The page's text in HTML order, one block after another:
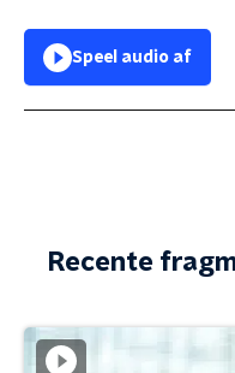
Speel audio af
Recente